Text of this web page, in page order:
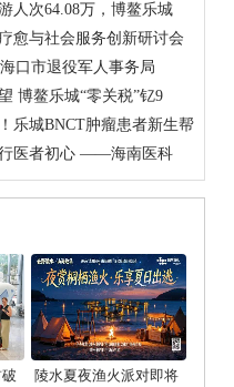
人次64.08万，博鳌乐城
愈与社会服务创新研讨会
口市退役军人事务局
博鳌乐城“零关税”钇9
乐城BNCT肿瘤患者新生帮
医者初心 ——海南医科
陵水夏夜渔火派对即将